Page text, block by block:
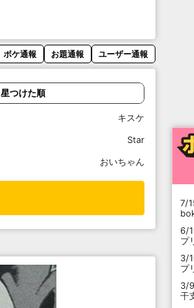
ボケ通報 お題通報 ユーザー通報
星つけた順
キスケ
Star
おいちゃん
7/
6/
プ
3/
プ
3/9
干